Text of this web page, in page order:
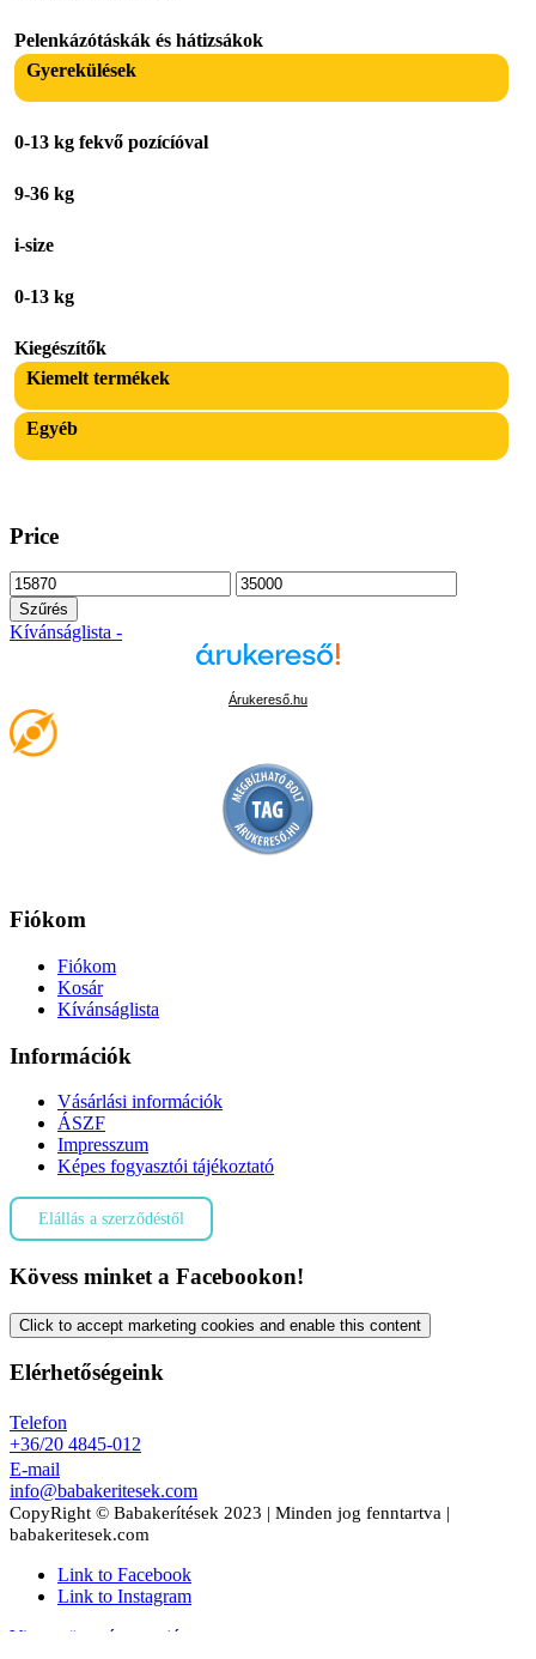
Pelenkázótáskák és hátizsákok
Gyerekülések
0-13 kg fekvő pozícíóval
9-36 kg
i-size
0-13 kg
Kiegészítők
Kiemelt termékek
Egyéb
Price
Min
ár
Max
ár
Szűrés
Kívánságlista -
Árukereső.hu
Fiókom
Fiókom
Kosár
Kívánságlista
Információk
Vásárlási információk
ÁSZF
Impresszum
Képes fogyasztói tájékoztató
Elállás a szerződéstől
Kövess minket a Facebookon!
Click to accept marketing cookies and enable this content
Elérhetőségeink
Telefon
+36/20 4845-012
E-mail
info@babakeritesek.com
CopyRight © Babakerítések 2023 | Minden jog fenntartva |
babakeritesek.com
Link to Facebook
Link to Instagram
Visszagörgetés a tetejére